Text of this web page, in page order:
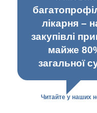
лікарня –
закупівлі
майже
загальної
Читайте у наших